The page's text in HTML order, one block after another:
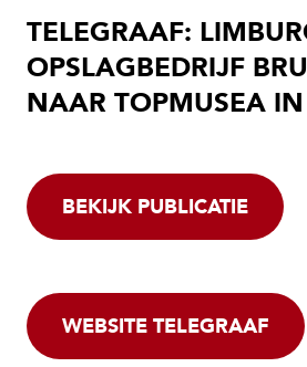
TELEGRAAF:
OPSLAGBEDRIJF
NAAR TOPMUSEA IN
BEKIJK PUBLICATIE
WEBSITE TELEGRAAF